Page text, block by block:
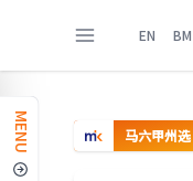
EN BM
MENU 马六甲州选